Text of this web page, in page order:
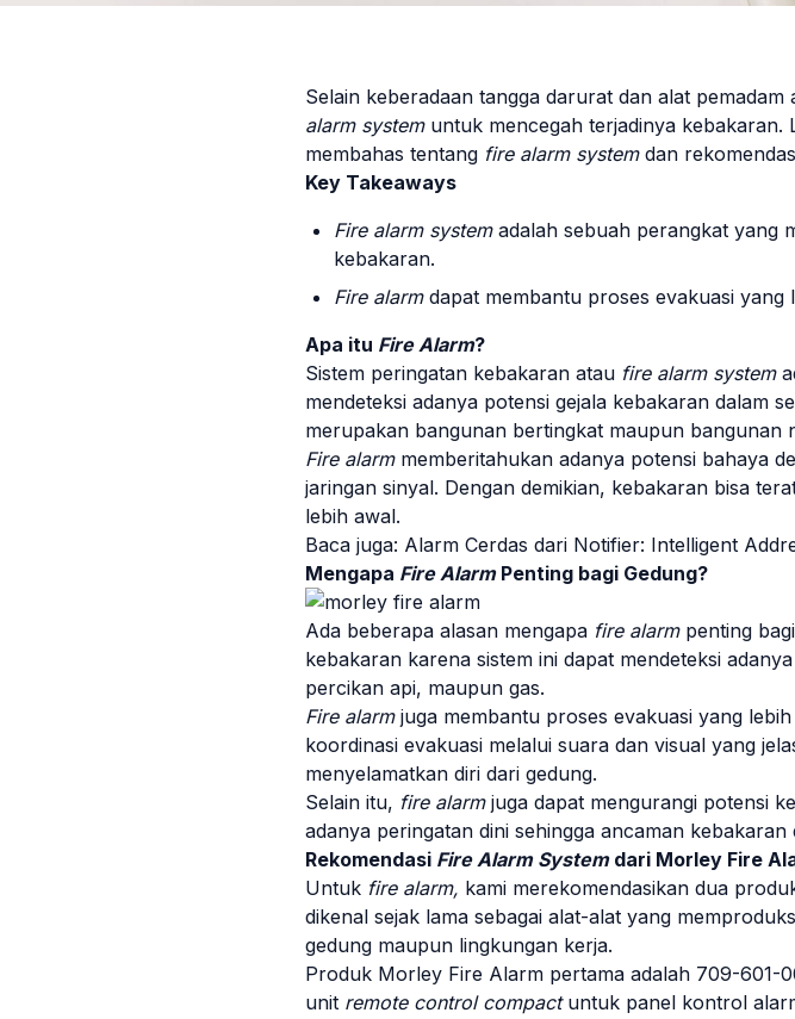
Selain keberadaan tangga darurat dan alat
alarm systemuntuk mencegah terjadinya kebakaran.
membahas tentang fire alarm systemdan
Key Takeaways
Fire alarm system adalah sebuah perangkat yang
kebakaran.
Fire alarm dapat membantu proses evakuasi yang
Apa itu Fire Alarm?
Sistem peringatan kebakaran atau fire alarm system
mendeteksi adanya potensi gejala kebakaran dalam
merupakan bangunan bertingkat maupun bangunan
Fire alarm memberitahukan adanya potensi bahaya
jaringan sinyal. Dengan demikian, kebakaran bisa
lebih awal.
Baca juga: Alarm Cerdas dari Notifier: Intelligent
Mengapa Fire AlarmPenting bagi Gedung?
Ada beberapa alasan mengapa fire alarmpenting
kebakaran karena sistem ini dapat mendeteksi
percikan api, maupun gas.
Fire alarm juga membantu proses evakuasi yang
koordinasi evakuasi melalui suara dan visual yang
menyelamatkan diri dari gedung.
Selain itu, fire alarm juga dapat mengurangi potensi
adanya peringatan dini sehingga ancaman kebakaran
Rekomendasi Fire Alarm Systemdari Morley Fire
Untuk fire alarm, kami merekomendasikan dua
dikenal sejak lama sebagai alat-alat yang
gedung maupun lingkungan kerja.
Produk Morley Fire Alarm pertama adalah 709-601-
unit remote control compactuntuk panel kontrol